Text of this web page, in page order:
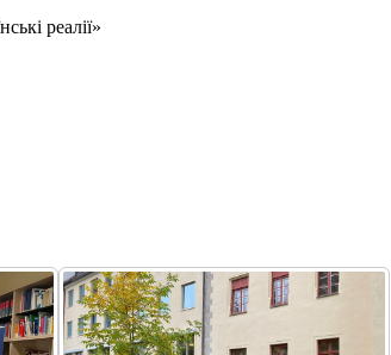
реалії»